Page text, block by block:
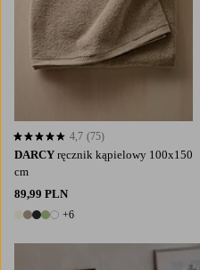
DARCY ręcznik kąpielowy 100x150
cm
89,99 PLN
11 kolory
+6
4,7 opierając się na 75 ocenach
4,7 (75)